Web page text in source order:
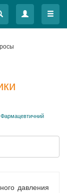
Меню
Меню
Фармацевтичний
давления